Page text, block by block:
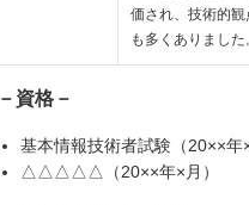
価され、技術的観
も多くありました
－資格－
基本情報技術者試験（20××年×
△△△△△（20××年×月）